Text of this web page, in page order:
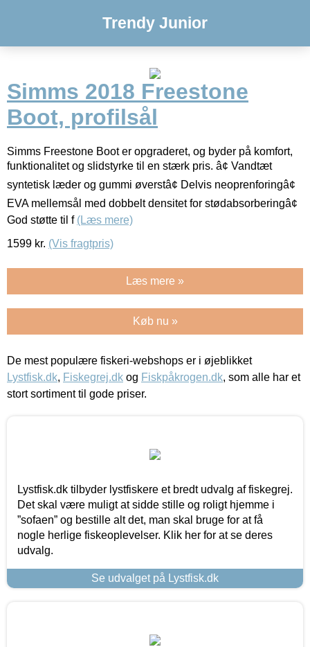
Trendy Junior
Simms 2018 Freestone
Boot, profilsål
Simms Freestone Boot er opgraderet, og byder på komfort,
funktionalitet og slidstyrke til en stærk pris. â¢ Vandtæt
syntetisk læder og gummi øverstâ¢ Delvis neoprenforingâ¢
EVA mellemsål med dobbelt densitet for stødabsorberingâ¢
God støtte til f (Læs mere)
1599 kr. (Vis fragtpris)
Læs mere »
Køb nu »
De mest populære fiskeri-webshops er i øjeblikket
Lystfisk.dk, Fiskegrej.dk og Fiskpåkrogen.dk, som alle har et
stort sortiment til gode priser.
Lystfisk.dk tilbyder lystfiskere et bredt udvalg af fiskegrej.
Det skal være muligt at sidde stille og roligt hjemme i
”sofaen” og bestille alt det, man skal bruge for at få
nogle herlige fiskeoplevelser. Klik her for at se deres
udvalg.
Se udvalget på Lystfisk.dk